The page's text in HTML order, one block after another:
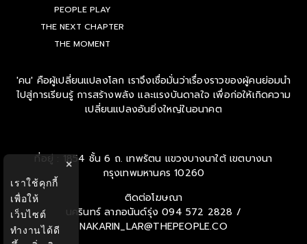
PEOPLE PLAY
THE NEXT CHAPTER
THE MOMENT
'คน' คือผู้เปลี่ยนแปลงโลก เราจึงเชื่อมั่นว่าเรื่องราวของผู้คนย่อมนำ
ไปสู่การเรียนรู้ การสร้างพลัง และแรงบันดาลใจ เพื่อก่อให้เกิดความ
เปลี่ยนแปลงอันยิ่งใหญ่ในอนาคต
ที่อยู่ : 1854 ชั้น 6 ถ. เทพรัตน แขวงบางนาใต้ เขตบางนา
กรุงเทพมหานคร 10260
ติดต่อโฆษณา
นครินทร์ ลาภอนันด์รุ่ง 094 572 2828 /
NAKARIN_LAR@THEPEOPLE.CO
×
เราใช้คุกกี้
เพื่อให้
เว็บไซต์
ทำงานได้ดี